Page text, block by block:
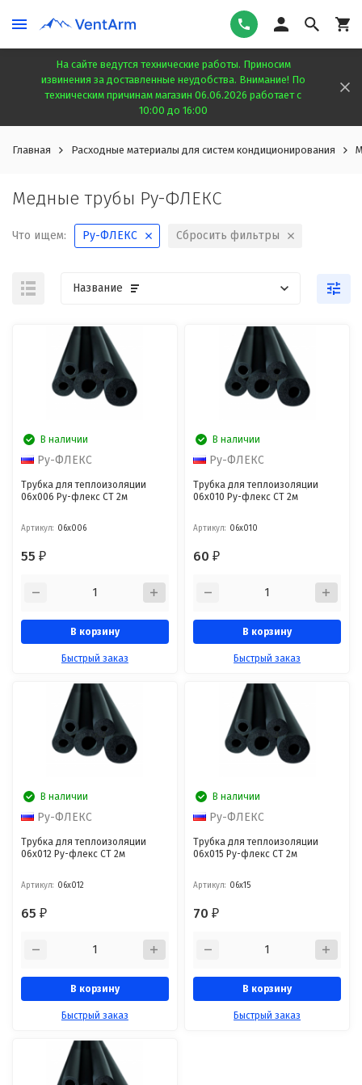
На сайте ведутся технические работы. Приносим
извинения за доставленные неудобства. Внимание! По
техническим причинам магазин 06.06.2026 работает с
10:00 до 16:00
Главная Расходные материалы для систем кондиционирования
Медные трубы Ру-ФЛЕКС
Что ищем: Ру-ФЛЕКС Сбросить фильтры
Название
В наличии
Ру-ФЛЕКС
Трубка для теплоизоляции
06х006 Ру-флекс СТ 2м
Артикул: 06х006
55₽
В корзину
Быстрый заказ
В наличии
Ру-ФЛЕКС
Трубка для теплоизоляции
06х010 Ру-флекс СТ 2м
Артикул: 06х010
60₽
В корзину
Быстрый заказ
В наличии
Ру-ФЛЕКС
Трубка для теплоизоляции
06х012 Ру-флекс СТ 2м
Артикул: 06х012
65₽
В корзину
Быстрый заказ
В наличии
Ру-ФЛЕКС
Трубка для теплоизоляции
06х015 Ру-флекс СТ 2м
Артикул: 06х15
70₽
В корзину
Быстрый заказ